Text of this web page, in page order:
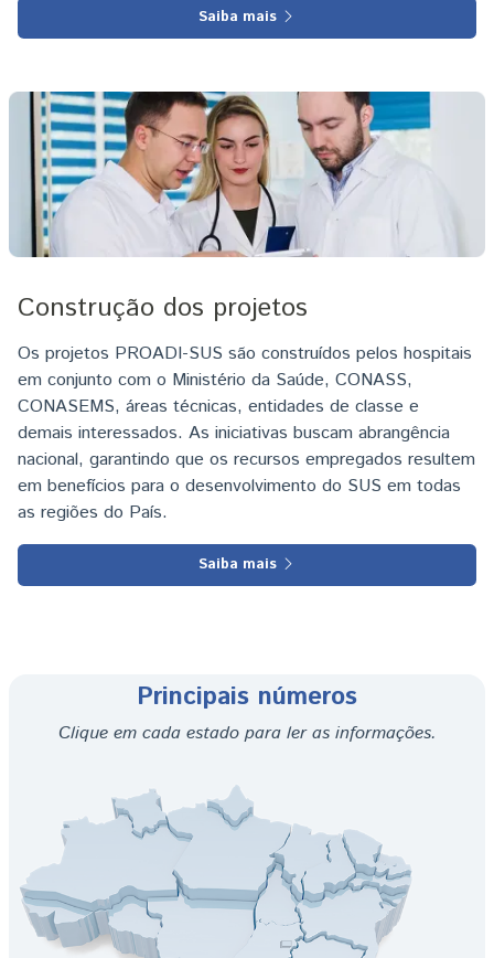
Saiba mais
Imagem
Construção dos projetos
Os projetos PROADI-SUS são construídos pelos hospitais
em conjunto com o Ministério da Saúde, CONASS,
CONASEMS, áreas técnicas, entidades de classe e
demais interessados. As iniciativas buscam abrangência
nacional, garantindo que os recursos empregados resultem
em benefícios para o desenvolvimento do SUS em todas
as regiões do País.
Saiba mais
Principais números
Clique em cada estado para ler as informações.